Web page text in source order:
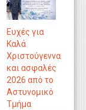
Ευχές για
Καλά
Χριστούγεννα
και ασφαλές
2026 από το
Αστυνομικό
Τμήμα